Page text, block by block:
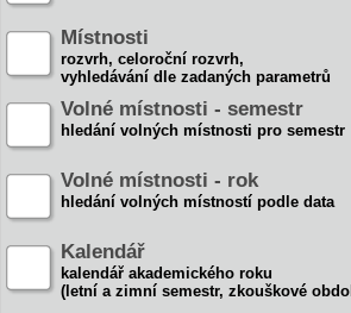
Místnosti
rozvrh, celoroční rozvrh,
vyhledávání dle zadaných parametrů
Volné místnosti - semestr
hledání volných místnosti pro semestr
Volné místnosti - rok
hledání volných místností podle data
Kalendář
kalendář akademického roku
(letní a zimní semestr, zkouškové